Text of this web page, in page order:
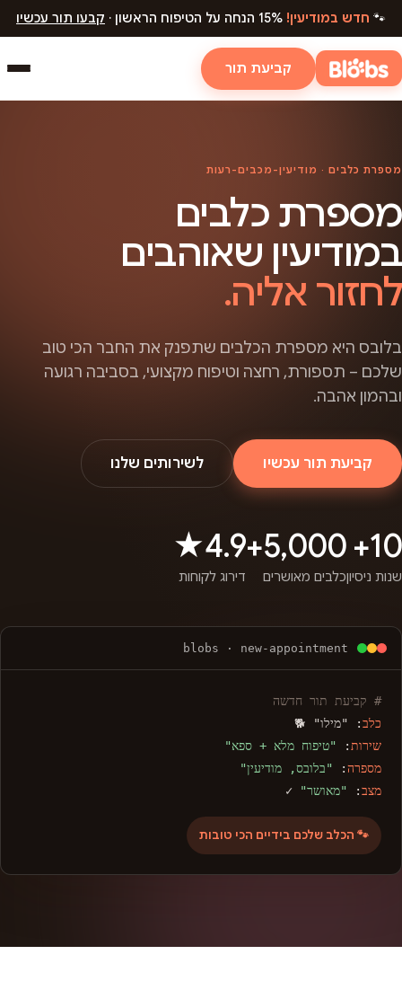
🐾 חדש במודיעין! קבעו תור עכשיו
קביעת תור
מספרת כלבים · מודיעין-מכבים-רעות
מספרת כלבים
במודיעין שאוהבים
לחזור אליה.
בלובס היא מספרת הכלבים שתפנק את החבר הכי טוב
שלכם – תספורת, רחצה וטיפוח מקצועי, בסביבה רגועה
ובהמון אהבה.
קביעת תור עכשיו לשירותים שלנו
10+
שנות ניסיון
5,000+
כלבים מאושרים
4.9★
דירוג לקוחות
blobs · new-appointment
# קביעת תור חדשה
כלב: "מילו" 🐕
שירות : "טיפוח מלא + ספא"
מספרה: "בלובס, מודיעין"
מצב: "מאושר" ✓
🐾 הכלב שלכם בידיים הכי טובות